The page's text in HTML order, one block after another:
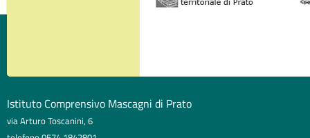
Istituto Comprensivo Mascagni di Prato
via Arturo Toscanini, 6